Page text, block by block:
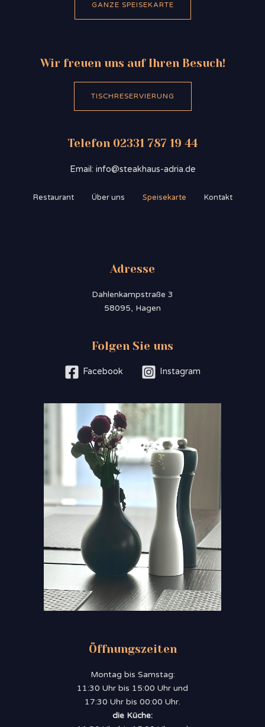
GANZE SPEISEKARTE
Wir freuen uns auf Ihren Besuch!
TISCHRESERVIERUNG
Telefon 02331 787 19 44
Email: info@steakhaus-adria.de
Restaurant Über uns Speisekarte Kontakt
Adresse
Dahlenkampstraße 3
58095, Hagen
Folgen Sie uns
Facebook Instagram
Öffnungszeiten
Montag bis Samstag:
11:30 Uhr bis 15:00 Uhr und
17:30 Uhr bis 00:00 Uhr.
die Küche: